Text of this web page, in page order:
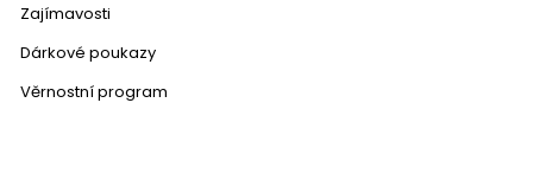
Zajímavosti
Dárkové poukazy
Věrnostní program